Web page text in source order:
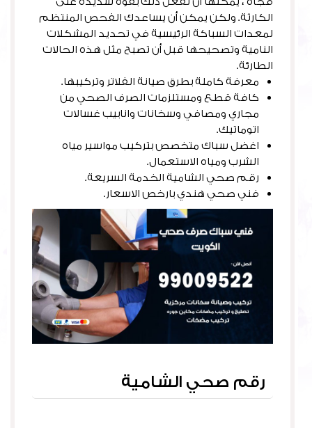
الكارثة. ولكن يمكن أن يساعدك الفحص المنتظم
لمعدات السباكة الرئيسية في تحديد المشكلات
النامية وتصحيحها قبل أن تصبح مثل هذه الحالات
الطارئة.
معرفة كاملة بطرق صيانة الفلاتر وتركيبها.
كافة قطع ومستلزمات الصرف الصحي من
مجاري ومصافي وسخانات وانابيب غسالات
اتوماتيك.
اغضل سباك متخصص بتركيب مواسير مياه
الشرب ومياه الاستعمال.
رقم صحي الشامية الخدمة السريعة.
فني صحي هندي بارخص الاسعار.
رقم صحي الشامية